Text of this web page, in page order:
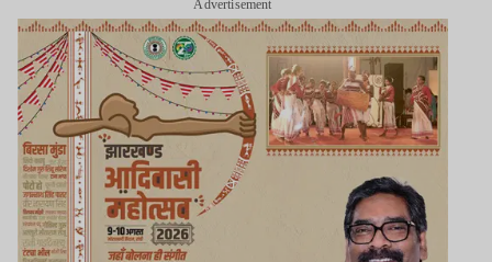
Advertisement